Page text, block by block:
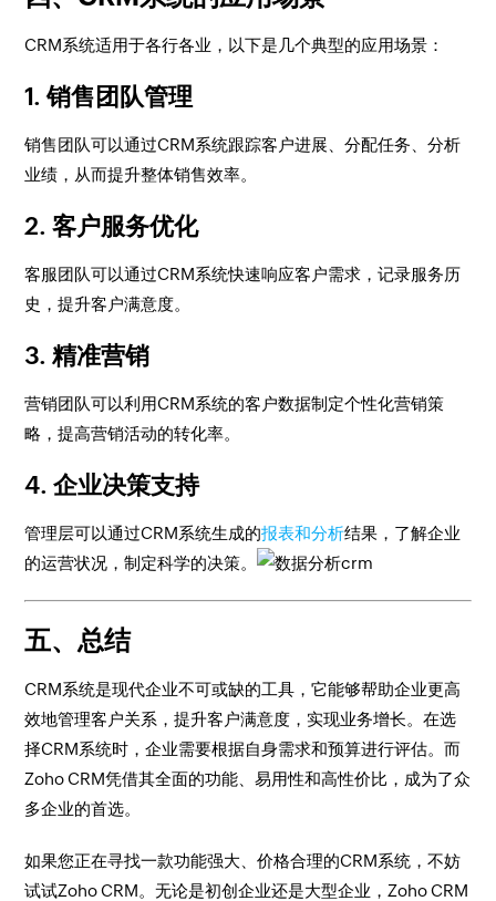
CRM系统适用于各行各业，以下是几个典型的应用场景：
1.销售团队管理
销售团队可以通过CRM系统跟踪客户进展、分配任务、分析
业绩，从而提升整体销售效率。
2.客户服务优化
客服团队可以通过CRM系统快速响应客户需求，记录服务历
史，提升客户满意度。
3.精准营销
营销团队可以利用CRM系统的客户数据制定个性化营销策
略，提高营销活动的转化率。
4.企业决策支持
管理层可以通过CRM系统生成的报表和分析结果，了解企业
的运营状况，制定科学的决策。
五、总结
CRM系统是现代企业不可或缺的工具，它能够帮助企业更高
效地管理客户关系，提升客户满意度，实现业务增长。在选
择CRM系统时，企业需要根据自身需求和预算进行评估。而
Zoho CRM凭借其全面的功能、易用性和高性价比，成为了众
多企业的首选。
如果您正在寻找一款功能强大、价格合理的CRM系统，不妨
试试Zoho CRM。无论是初创企业还是大型企业，Zoho CRM